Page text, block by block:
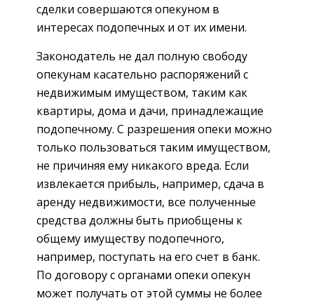
сделки совершаются опекуном в
интересах подопечных и от их имени.
Законодатель не дал полную свободу
опекунам касательно распоряжений с
недвижимым имуществом, таким как
квартиры, дома и дачи, принадлежащие
подопечному. С разрешения опеки можно
только пользоваться таким имуществом,
не причиняя ему никакого вреда. Если
извлекается прибыль, например, сдача в
аренду недвижимости, все полученные
средства должны быть приобщены к
общему имуществу подопечного,
например, поступать на его счет в банк.
По договору с органами опеки опекун
может получать от этой суммы не более